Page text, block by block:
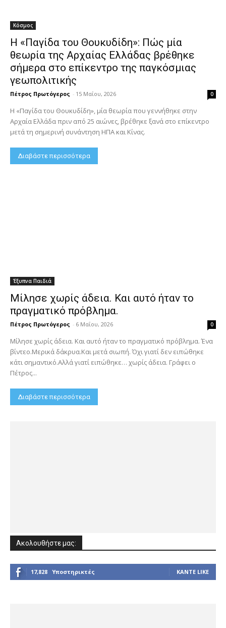
Κόσμος
Η «Παγίδα του Θουκυδίδη»: Πώς μία
θεωρία της Αρχαίας Ελλάδας βρέθηκε
σήμερα στο επίκεντρο της παγκόσμιας
γεωπολιτικής
Πέτρος Πρωτόγερος - 15 Μαΐου, 2026 0
Η «Παγίδα του Θουκυδίδη», μία θεωρία που γεννήθηκε στην
Αρχαία Ελλάδα πριν από 25 αιώνες, βρέθηκε ξανά στο επίκεντρο
μετά τη σημερινή συνάντηση ΗΠΑ και Κίνας.
Διαβάστε περισσότερα
Έξυπνα Παιδιά
Μίλησε χωρίς άδεια. Και αυτό ήταν το
πραγματικό πρόβλημα.
Πέτρος Πρωτόγερος - 6 Μαΐου, 2026 0
Μίλησε χωρίς άδεια. Και αυτό ήταν το πραγματικό πρόβλημα. Ένα
βίντεο.Μερικά δάκρυα.Και μετά σιωπή. Όχι γιατί δεν ειπώθηκε
κάτι σημαντικό.Αλλά γιατί ειπώθηκε… χωρίς άδεια. Γράφει ο
Πέτρος...
Διαβάστε περισσότερα
Ακολουθήστε μας:
17,828 Υποστηρικτές ΚΆΝΤΕ LIKE